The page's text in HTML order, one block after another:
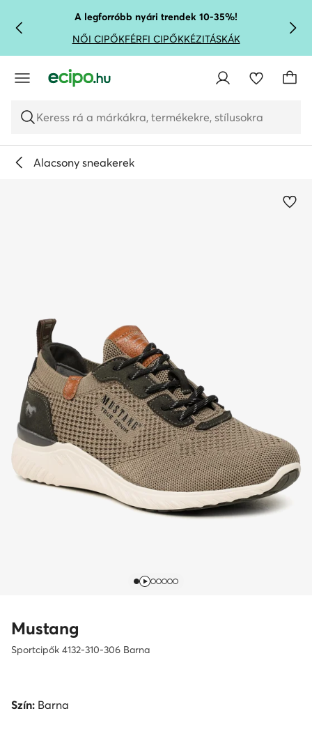
UGRÁS A FŐ TARTALOMRA
UGRÁS A KERESÉSHEZA legforróbb nyári trendek 10-35%!
NŐI CIPŐKFÉRFI CIPŐKKÉZITÁSKÁK
Keress rá a márkákra, termékekre, stílusokra
Alacsony sneakerek
Mustang
Sportcipők 4132-310-306 Barna
Szín: Barna